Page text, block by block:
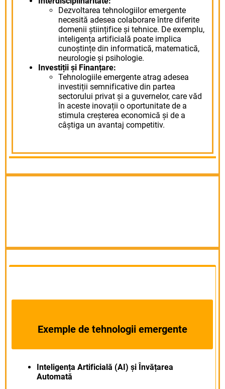
Dezvoltarea tehnologiilor emergente
necesită adesea colaborare între diferite
domenii științifice și tehnice. De exemplu,
inteligența artificială poate implica
cunoștințe din informatică, matematică,
neurologie și psihologie.
Investiții și Finanțare:
Tehnologiile emergente atrag adesea
investiții semnificative din partea
sectorului privat și a guvernelor, care văd
în aceste inovații o oportunitate de a
stimula creșterea economică și de a
câștiga un avantaj competitiv.
Exemple de tehnologii emergente
Inteligența Artificială (AI) și Învățarea
Automată